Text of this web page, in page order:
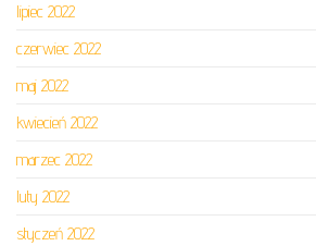
lipiec 2022
czerwiec 2022
maj 2022
kwiecień 2022
marzec 2022
luty 2022
styczeń 2022